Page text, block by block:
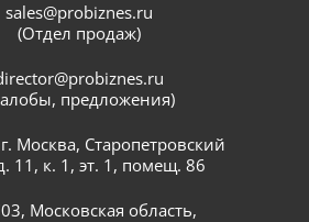
sales@probiznes.ru
(Отдел продаж)
предложения)
Москва, Старопетровский
11, к. 1, эт. 1, помещ. 86
Московская область,